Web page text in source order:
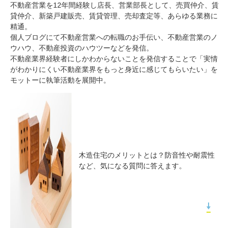
不動産営業を12年間経験し店長、営業部長として、売買仲介、賃
貸仲介、新築戸建販売、賃貸管理、売却査定等、あらゆる業務に
精通。
個人ブログにて不動産営業への転職のお手伝い、不動産営業のノ
ウハウ、不動産投資のハウツーなどを発信。
不動産業界経験者にしかわからないことを発信することで「実情
がわかりにくい不動産業界をもっと身近に感じてもらいたい」を
モットーに執筆活動を展開中。
木造住宅のメリットとは？防音性や耐震性
など、気になる質問に答えます。